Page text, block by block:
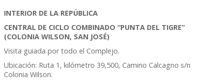
INTERIOR DE LA REPÚBLICA
CENTRAL DE CICLO COMBINADO “PUNTA DEL TIGRE”
(COLONIA WILSON, SAN JOSÉ)
Visita guiada por todo el Complejo.
Ubicación: Ruta 1, kilómetro 39,500, Camino Calcagno s/n
Colonia Wilson.